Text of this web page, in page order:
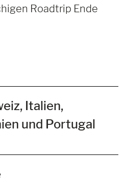
Roadtrip Ende
Italien,
und Portugal